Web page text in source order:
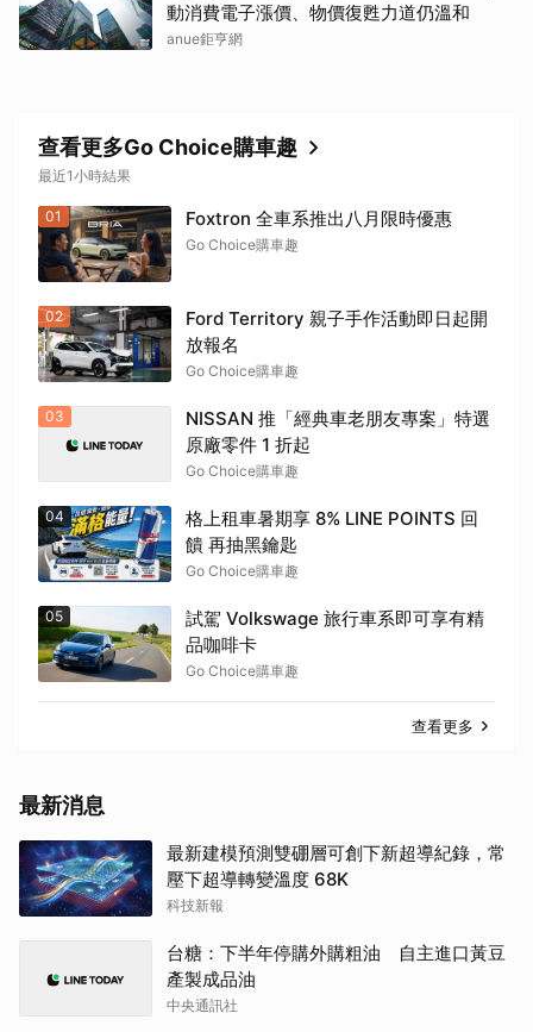
動消費電子漲價、物價復甦力道仍溫和
anue鉅亨網
查看更多Go Choice購車趣
最近1小時結果
01 Foxtron 全車系推出八月限時優惠
Go Choice購車趣
02
Ford Territory 親子手作活動即日起開
放報名
Go Choice購車趣
03
NISSAN 推「經典車老朋友專案」特選
原廠零件 1 折起
Go Choice購車趣
04
格上租車暑期享 8% LINE POINTS 回
饋 再抽黑鑰匙
Go Choice購車趣
05
試駕 Volkswage 旅行車系即可享有精
品咖啡卡
Go Choice購車趣
查看更多
最新消息
最新建模預測雙硼層可創下新超導紀錄，常
壓下超導轉變溫度 68K
科技新報
台糖：下半年停購外購粗油 自主進口黃豆
產製成品油
中央通訊社